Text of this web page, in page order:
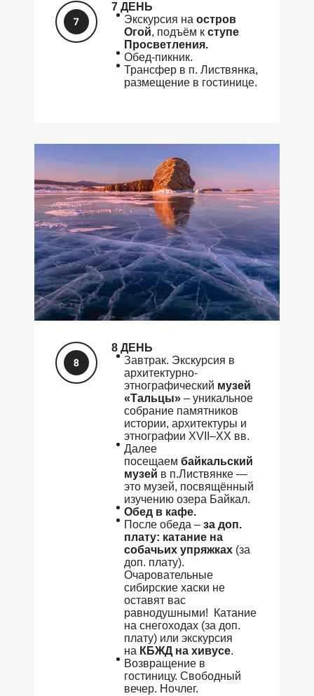
7 ДЕНЬ
Экскурсия на остров
Огой, подъём к ступе
Просветления.
Обед-пикник.
Трансфер в п. Листвянка,
размещение в гостинице.
8 ДЕНЬ
Завтрак. Экскурсия в
архитектурно-
этнографический музей
«Тальцы» – уникальное
собрание памятников
истории, архитектуры и
этнографии XVII–XX вв.
Далее
посещаем байкальский
музей в п.Листвянке —
это музей, посвящённый
изучению озера Байкал.
Обед в кафе.
После обеда – за доп.
плату: катание на
собачьих упряжках (за
доп. плату).
Очаровательные
сибирские хаски не
оставят вас
равнодушными! Катание
на снегоходах (за доп.
плату) или экскурсия
на КБЖД на хивусе.
Возвращение в
гостиницу. Свободный
вечер. Ночлег.